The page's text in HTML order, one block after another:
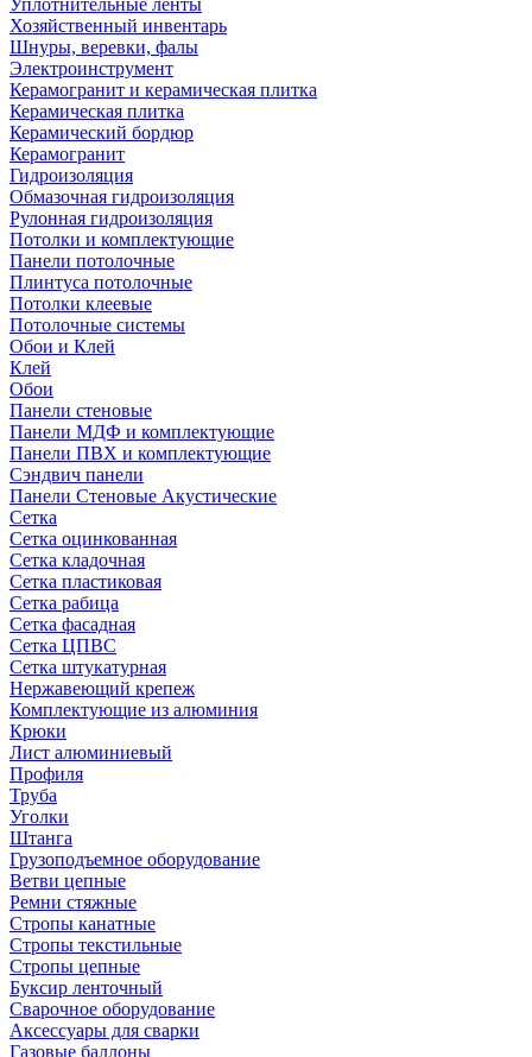
Уплотнительные ленты
Хозяйственный инвентарь
Шнуры, веревки, фалы
Электроинструмент
Керамогранит и керамическая плитка
Керамическая плитка
Керамический бордюр
Керамогранит
Гидроизоляция
Обмазочная гидроизоляция
Рулонная гидроизоляция
Потолки и комплектующие
Панели потолочные
Плинтуса потолочные
Потолки клеевые
Потолочные системы
Обои и Клей
Клей
Обои
Панели стеновые
Панели МДФ и комплектующие
Панели ПВХ и комплектующие
Сэндвич панели
Панели Стеновые Акустические
Сетка
Сетка оцинкованная
Сетка кладочная
Сетка пластиковая
Сетка рабица
Сетка фасадная
Сетка ЦПВС
Сетка штукатурная
Нержавеющий крепеж
Комплектующие из алюминия
Крюки
Лист алюминиевый
Профиля
Труба
Уголки
Штанга
Грузоподъемное оборудование
Ветви цепные
Ремни стяжные
Стропы канатные
Стропы текстильные
Стропы цепные
Буксир ленточный
Сварочное оборудование
Аксессуары для сварки
Газовые баллоны